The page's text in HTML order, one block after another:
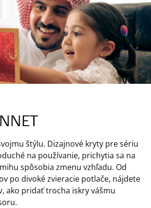
štýlu. Dizajnové kryty pre sériu
na používanie, prichytia sa na
spôsobia zmenu vzhľadu. Od
po divoké zvieracie potlače, nájdete
ako pridať trocha iskry vášmu